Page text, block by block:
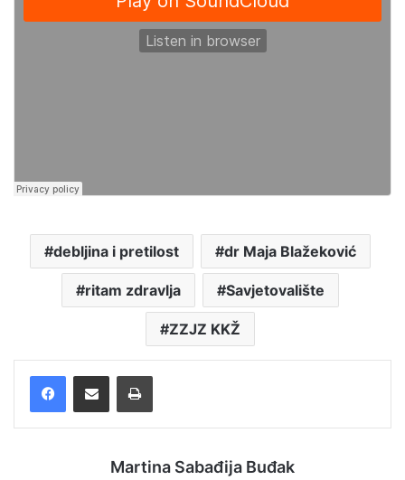
debljina i pretilost dr Maja Blažeković
ritam zdravlja Savjetovalište
ZZJZ KKŽ
Martina Sabađija Buđak